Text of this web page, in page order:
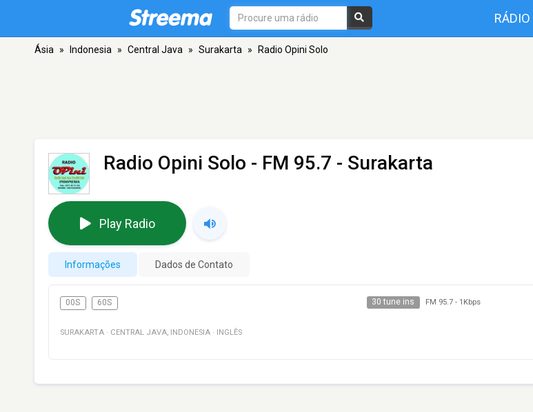
RÁDIO
Ásia » Indonesia » Central Java » Surakarta » Radio Opini Solo
Radio Opini Solo - FM 95.7 - Surakarta
Play Radio
Informações Dados de Contato
00S 60S 30 tune ins FM 95.7- 1Kbps
SURAKARTA · CENTRAL JAVA, INDONESIA · INGLÊS